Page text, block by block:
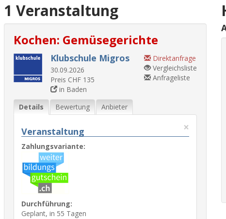
1 Veranstaltung
Kochen: Gemüsegerichte
Klubschule Migros
30.09.2026
Preis CHF 135
in Baden
Direktanfrage
Vergleichsliste
Anfrageliste
Details Bewertung Anbieter
×
Veranstaltung
Zahlungsvariante:
Durchführung:
Geplant, in 55 Tagen